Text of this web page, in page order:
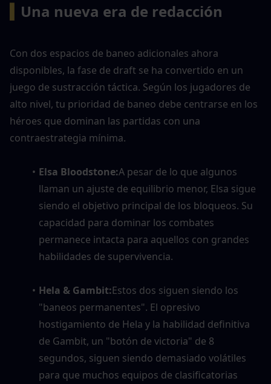
Una nueva era de redacción
Con dos espacios de baneo adicionales ahora
disponibles, la fase de draft se ha convertido en un
juego de sustracción táctica. Según los jugadores de
alto nivel, tu prioridad de baneo debe centrarse en los
héroes que dominan las partidas con una
contraestrategia mínima.
Elsa Bloodstone:A pesar de lo que algunos
llaman un ajuste de equilibrio menor, Elsa sigue
siendo el objetivo principal de los bloqueos. Su
capacidad para dominar los combates
permanece intacta para aquellos con grandes
habilidades de supervivencia.
Hela & Gambit:Estos dos siguen siendo los
"baneos permanentes". El opresivo
hostigamiento de Hela y la habilidad definitiva
de Gambit, un "botón de victoria" de 8
segundos, siguen siendo demasiado volátiles
para que muchos equipos de clasificatorias